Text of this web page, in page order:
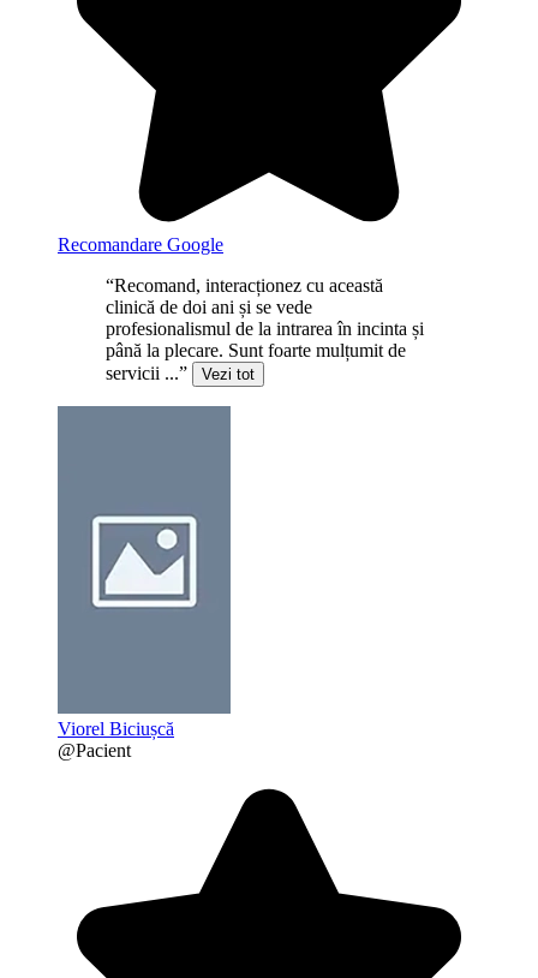
Recomandare Google
“Recomand, interacționez cu această
clinică de doi ani și se vede
profesionalismul de la intrarea în incinta și
până la plecare. Sunt foarte mulțumit de
servicii ...”
Vezi tot
Viorel Biciușcă
@Pacient